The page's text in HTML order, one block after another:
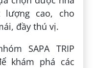
cao, cho
đầy thú vị.
SAPA TRIP
khám phá các